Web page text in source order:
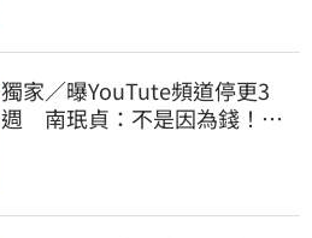
獨家／曝YouTute頻道停更3
週 南珉貞：不是因為錢！粉